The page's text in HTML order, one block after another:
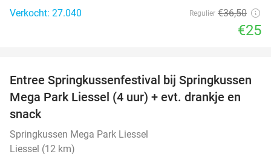
Verkocht: 27.040
Regulier €36,50
€25
53%
Entree Springkussenfestival bij Springkussen
Mega Park Liessel (4 uur) + evt. drankje en
snack
Springkussen Mega Park Liessel
Liessel (12 km)